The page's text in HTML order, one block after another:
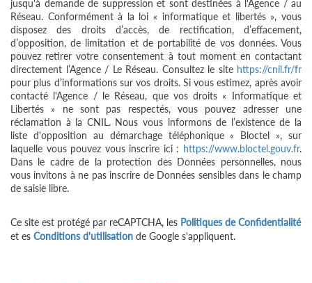
jusqu'à demande de suppression et sont destinées à l'Agence / au
Réseau. Conformément à la loi « informatique et libertés », vous
disposez des droits d’accès, de rectification, d’effacement,
d’opposition, de limitation et de portabilité de vos données. Vous
pouvez retirer votre consentement à tout moment en contactant
directement l’Agence / Le Réseau. Consultez le site https://cnil.fr/fr
pour plus d’informations sur vos droits. Si vous estimez, après avoir
contacté l'Agence / le Réseau, que vos droits « Informatique et
Libertés » ne sont pas respectés, vous pouvez adresser une
réclamation à la CNIL. Nous vous informons de l’existence de la
liste d'opposition au démarchage téléphonique « Bloctel », sur
laquelle vous pouvez vous inscrire ici : https://www.bloctel.gouv.fr.
Dans le cadre de la protection des Données personnelles, nous
vous invitons à ne pas inscrire de Données sensibles dans le champ
de saisie libre.
Ce site est protégé par reCAPTCHA, les Politiques de Confidentialité
et es Conditions d'utilisation de Google s'appliquent.